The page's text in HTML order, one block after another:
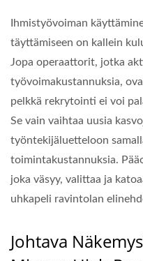
Ihmistyövoiman
täyttämiseen on kallein
Jopa operaattorit, jotka
työvoimakustannuksia,
pelkkä rekrytointi ei voi
Se vain vaihtaa uusia
työntekijäluetteloon
toimintakustannuksia.
joka väsyy, valittaa ja
uhkapeli ravintolan
Johtava Näkemys